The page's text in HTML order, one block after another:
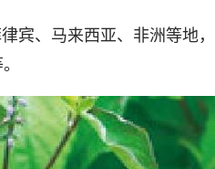
宾、马来西亚、非洲等地